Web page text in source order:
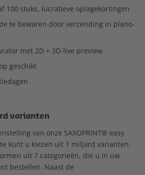
100 stuks, lucratieve oplagekortingen
te bewaren door verzending in plano-
met 2D + 3D-live preview
geschikt
varianten
van onze SAXOPRINT® easy
kunt u kiezen uit 1 miljard varianten.
uit 7 categorieën, die u in uw
bestellen. Naast de